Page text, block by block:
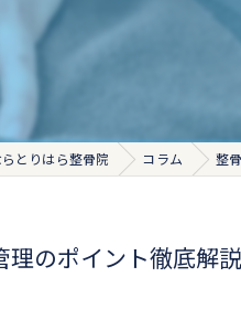
とりはら整骨院 コラム 整
理のポイント徹底解説